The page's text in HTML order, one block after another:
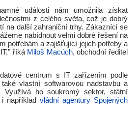
události nám umožnila získat
z celého světa, což je dobrý
na další zahraniční trhy. Zákazníci se
nabídnout velmi dobré řešení na
potřebám a zajišťující jejich potřeby a
říká Miloš Macúch, obchodní ředitel
centrum s IT zařízením podle
vlastní softwarovou nadstavbu a
Využívá ho soukromý sektor, státní
například vládní agentury Spojených